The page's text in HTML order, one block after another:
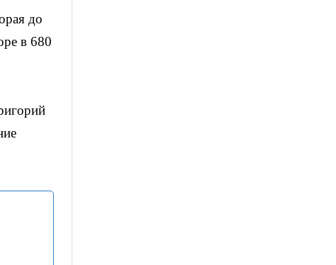
до
в 680